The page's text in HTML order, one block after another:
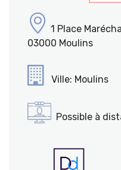
1 Place
03000 Moulins
Ville: Moulins
Possible à